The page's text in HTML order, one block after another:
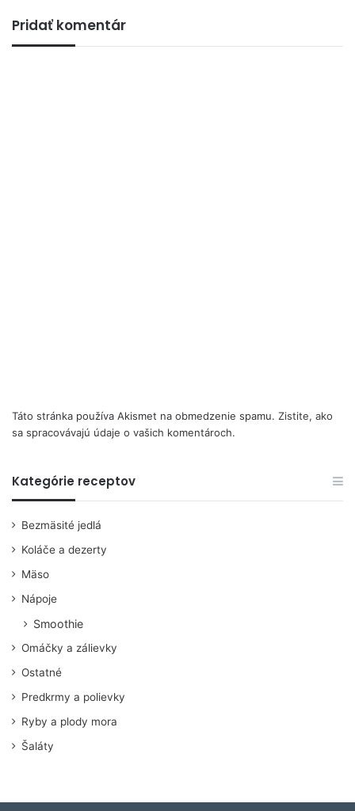
Pridať komentár
Táto stránka používa Akismet na obmedzenie spamu. Zistite, ako
sa spracovávajú údaje o vašich komentároch.
Kategórie receptov
Bezmäsité jedlá
Koláče a dezerty
Mäso
Nápoje
Smoothie
Omáčky a zálievky
Ostatné
Predkrmy a polievky
Ryby a plody mora
Šaláty